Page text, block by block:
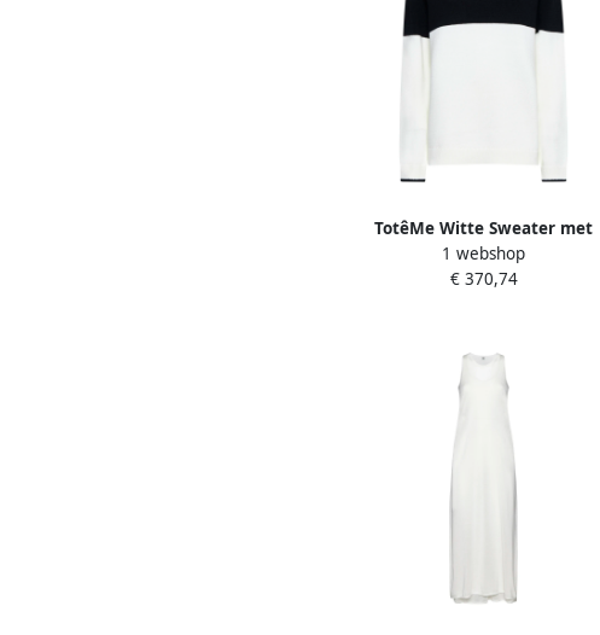
TotêMe Witte Sweater met
Zwarte Band White Dames
1 webshop
€ 370,74